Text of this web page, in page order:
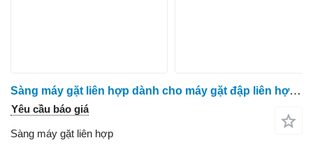
Sàng máy gặt liên hợp dành cho máy gặt đập liên hợp Massey Ferguson 7278
Yêu cầu báo giá
Sàng máy gặt liên hợp